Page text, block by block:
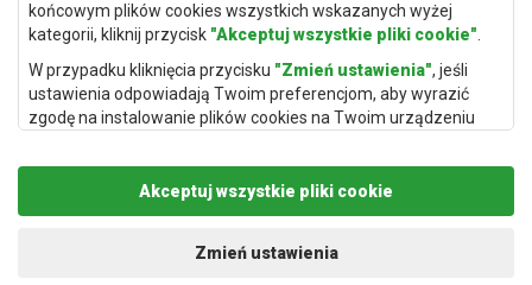
końcowym plików cookies wszystkich wskazanych wyżej
kategorii, kliknij przycisk "Akceptuj wszystkie pliki cookie"
W przypadku kliknięcia przycisku "Zmień ustawienia", jeśli
ustawienia odpowiadają Twoim preferencjom, aby wyrazić
zgodę na instalowanie plików cookies na Twoim urządzeniu
"Zapisz i zaakceptuj".
Podstawą przetwarzania danych osobowych, w zakresie w
administratora danych osobowych (Rugito Radosław Bartosik z
Akceptuj wszystkie pliki cookie
Zmień ustawienia
Dywany Łódź
Dywany Katowice
Dywany Rzeszów
Dywany Częstochowa